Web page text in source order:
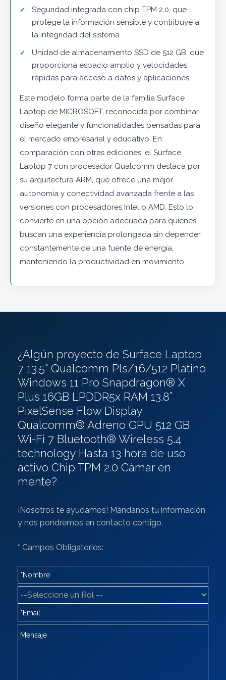
Seguridad integrada con chip TPM 2.0, que
protege la información sensible y contribuye a
la integridad del sistema.
Unidad de almacenamiento SSD de 512 GB, que
proporciona espacio amplio y velocidades
rápidas para acceso a datos y aplicaciones.
Este modelo forma parte de la familia Surface
Laptop de MICROSOFT, reconocida por combinar
diseño elegante y funcionalidades pensadas para
el mercado empresarial y educativo. En
comparación con otras ediciones, el Surface
Laptop 7 con procesador Qualcomm destaca por
su arquitectura ARM, que ofrece una mejor
autonomía y conectividad avanzada frente a las
versiones con procesadores Intel o AMD. Esto lo
convierte en una opción adecuada para quienes
buscan una experiencia prolongada sin depender
constantemente de una fuente de energía,
manteniendo la productividad en movimiento.
¿Algún proyecto de Surface Laptop
7 13.5" Qualcomm Pls/16/512 Platino
Windows 11 Pro Snapdragon® X
Plus 16GB LPDDR5x RAM 13.8”
PixelSense Flow Display
Qualcomm® Adreno GPU 512 GB
Wi-Fi 7 Bluetooth® Wireless 5.4
technology Hasta 13 hora de uso
activo Chip TPM 2.0 Cámar en
mente?
¡Nosotros te ayudamos! Mándanos tu información
y nos pondremos en contacto contigo.
* Campos Obligatorios: